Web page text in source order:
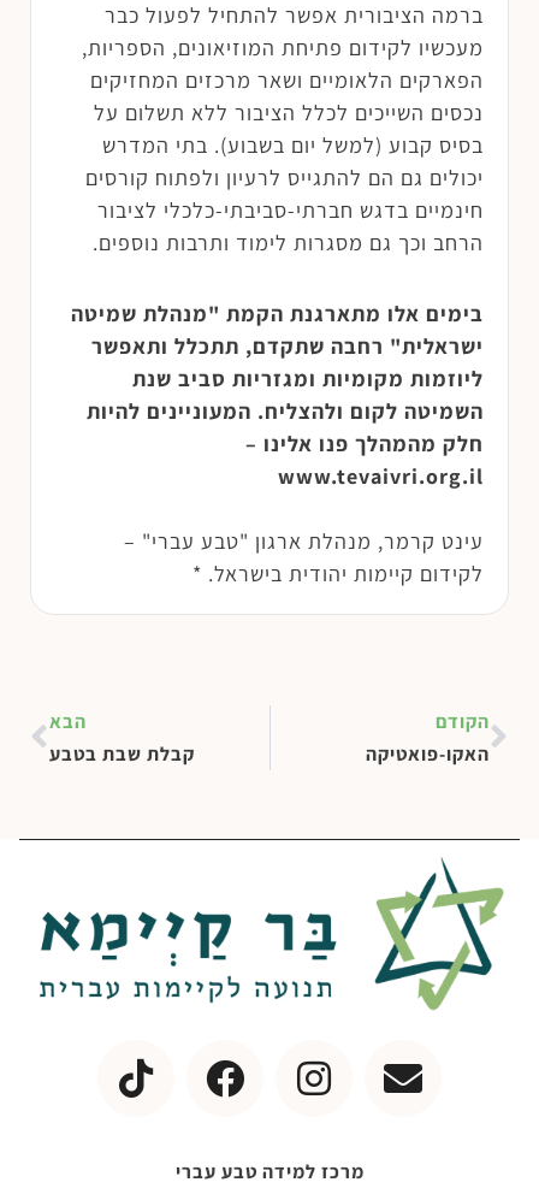
ברמה הציבורית אפשר להתחיל לפעול כבר
מעכשיו לקידום פתיחת המוזיאונים, הספריות,
הפארקים הלאומיים ושאר מרכזים המחזיקים
נכסים השייכים לכלל הציבור ללא תשלום על
בסיס קבוע (למשל יום בשבוע). בתי המדרש
יכולים גם הם להתגייס לרעיון ולפתוח קורסים
חינמיים בדגש חברתי-סביבתי-כלכלי לציבור
הרחב וכך גם מסגרות לימוד ותרבות נוספים.
בימים אלו מתארגנת הקמת "מנהלת שמיטה
ישראלית" רחבה שתקדם, תתכלל ותאפשר
ליוזמות מקומיות ומגזריות סביב שנת
השמיטה לקום ולהצליח. המעוניינים להיות
חלק מהמהלך פנו אלינו –
www.tevaivri.org.il
עינט קרמר, מנהלת ארגון "טבע עברי" –
לקידום קיימות יהודית בישראל. *
הקודם
האקו-פואטיקה
הבא
קבלת שבת בטבע
מרכז למידה טבע עברי